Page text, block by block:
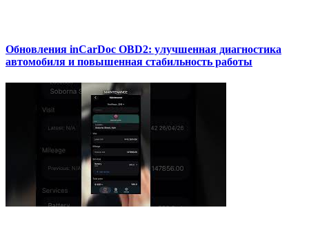
Обновления inCarDoc OBD2: улучшенная диагностика
автомобиля и повышенная стабильность работы